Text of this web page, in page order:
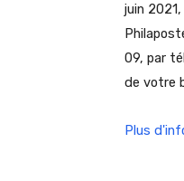
juin
09, par
de votre
Plus